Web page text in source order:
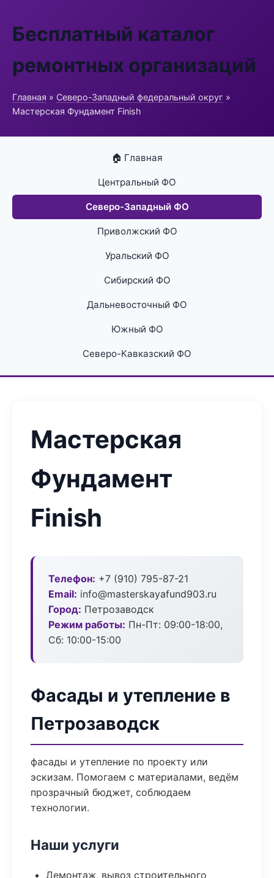
Бесплатный каталог
ремонтных организаций
Главная » Северо-Западный федеральный округ »
Мастерская Фундамент Finish
🏠 Главная
Центральный ФО
Северо-Западный ФО
Приволжский ФО
Уральский ФО
Сибирский ФО
Дальневосточный ФО
Южный ФО
Северо-Кавказский ФО
Мастерская
Фундамент
Finish
Телефон: +7 (910) 795-87-21
Email: info@masterskayafund903.ru
Город: Петрозаводск
Режим работы: Пн-Пт: 09:00-18:00,
Сб: 10:00-15:00
Фасады и утепление в
Петрозаводск
фасады и утепление по проекту или
эскизам. Помогаем с материалами, ведём
прозрачный бюджет, соблюдаем
технологии.
Наши услуги
Демонтаж, вывоз строительного